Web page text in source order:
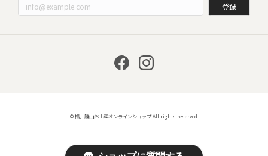
登録
© 福井勝山お土産オンラインショップ All rights reserved.